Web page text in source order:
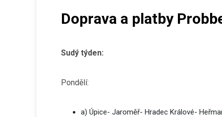
Doprava a platby
Sudý týden:
Pondělí:
a) Úpice- Jaroměř- Hradec Králové-